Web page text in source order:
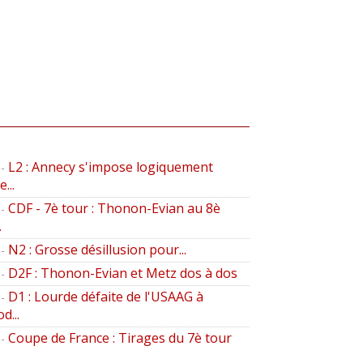
L2 : Annecy s'impose logiquement
CDF - 7è tour : Thonon-Evian au 8è
N2 : Grosse désillusion pour...
D2F : Thonon-Evian et Metz dos à dos
D1 : Lourde défaite de l'USAAG à
Coupe de France : Tirages du 7è tour